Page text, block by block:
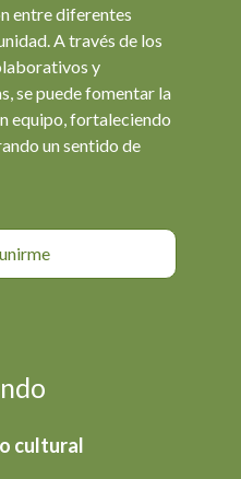
entre diferentes
A través de los
y
se puede fomentar la
equipo, fortaleciendo
un sentido de
cultural